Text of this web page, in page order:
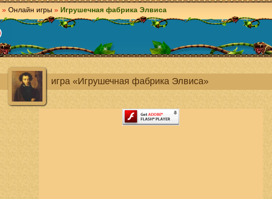
» Онлайн игры » Игрушечная фабрика Элвиса
игра «Игрушечная фабрика Элвиса»